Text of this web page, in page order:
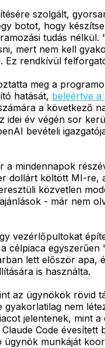
szolgált,
botot, hogy
tudás
mert nem kell
Ez rendkívül
meg a
hatását, beleértve a
a következő
idei év végén sor
bevételi
mindennapok
dollárt költött MI-
közvetlen
- már nem
vezérlőpultokat
célpiaca
lett először
is használta.
az ügynökök rövid
nem
jelentenek, mint
Code
munkáját